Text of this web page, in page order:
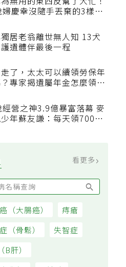
為無用的東西反幫了大忙！
婦慶幸沒隨手丟棄的3樣物
獨居老翁離世無人知 13犬
護遺體伴最後一程
走了，太太可以續領勞保年
位還要看資格
經營之神3.9億暴富落幕 麥